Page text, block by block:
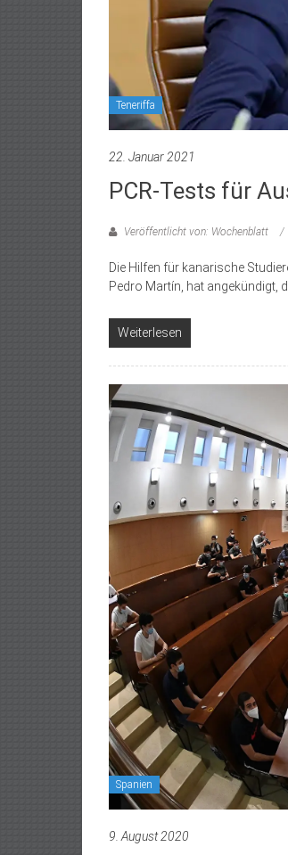
Teneriffa
22. Januar 2021
PCR-Tests für
Veröffentlicht von: Wochenblatt
Die Hilfen für kanarische
Pedro Martín, hat angekündigt,
Weiterlesen
Spanien
9. August 2020